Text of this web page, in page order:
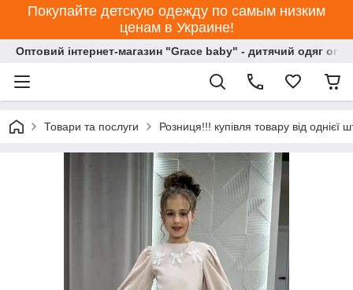
Покупайте детскую одежду по самым низким
ценам в Украине!
Оптовий інтернет-магазин "Grace baby" - дитячий одяг
Товари та послуги Розниця!!! купівля товару від однієї